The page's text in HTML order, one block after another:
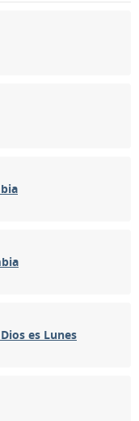
es Lunes